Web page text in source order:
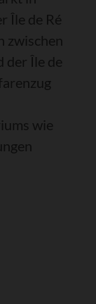
Île de Ré
zwischen
der Île de
wie